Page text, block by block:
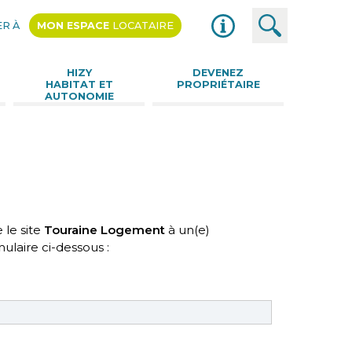
À MON ESPACE LOCATAIRE
HIZY
HABITAT ET
AUTONOMIE
DEVENEZ
PROPRIÉTAIRE
le site Touraine Logement à un(e)
ci-dessous :